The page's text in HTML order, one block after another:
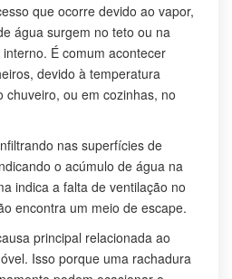
que ocorre devido ao vapor,
água surgem no teto ou na
É comum acontecer
devido à temperatura
chuveiro, ou em cozinhas, no
nas superfícies de
o acúmulo de água na
indica a falta de ventilação no
encontra um meio de escape.
principal relacionada ao
Isso porque uma rachadura